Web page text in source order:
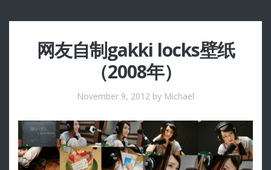
网友自制gakki locks壁纸
（2008年）
November 9, 2012 by Michael